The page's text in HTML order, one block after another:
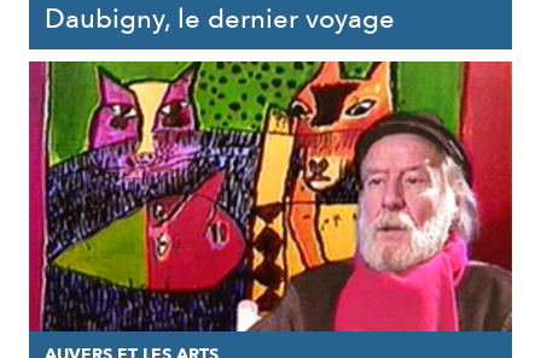
Daubigny, le dernier voyage